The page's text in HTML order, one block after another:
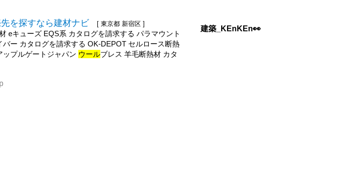
を探すなら建材ナビ [ 東京都 新宿区 ]
eキューズ EQS系 カタログを請求する パラマウント
ー カタログを請求する OK-DEPOT セルロース断熱
プルゲートジャパン ウールブレス 羊毛断熱材 カタ
建築_KEnKEn👀